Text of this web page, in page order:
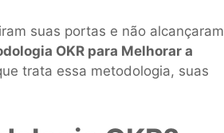
suas portas e não alcançaram
OKR para Melhorar a
trata essa metodologia, suas